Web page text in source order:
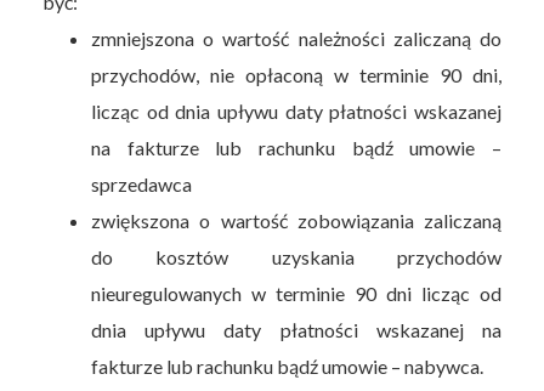
zmniejszona o wartość należności zaliczaną do
przychodów, nie opłaconą w terminie 90 dni,
licząc od dnia upływu daty płatności wskazanej
na fakturze lub rachunku bądź umowie –
sprzedawca
zwiększona o wartość zobowiązania zaliczaną
do kosztów uzyskania przychodów
nieuregulowanych w terminie 90 dni licząc od
dnia upływu daty płatności wskazanej na
fakturze lub rachunku bądź umowie – nabywca.